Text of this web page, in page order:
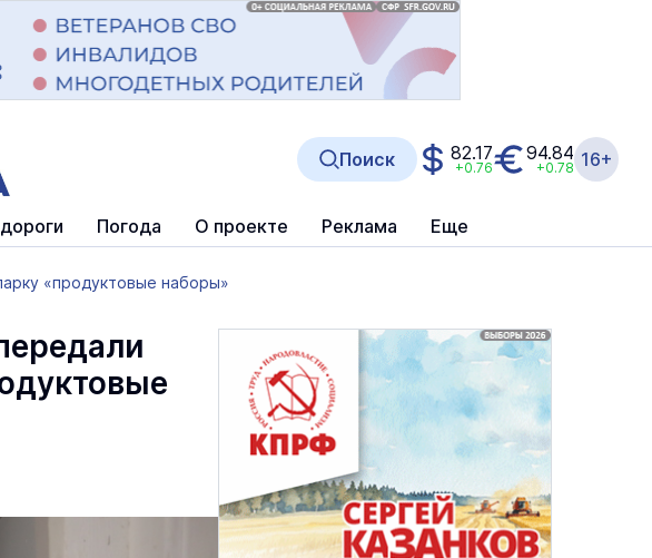
Погода О проекте Реклама Еще
Поиск 82.17
+0.76
94.84
+0.78 16+
«продуктовые наборы»